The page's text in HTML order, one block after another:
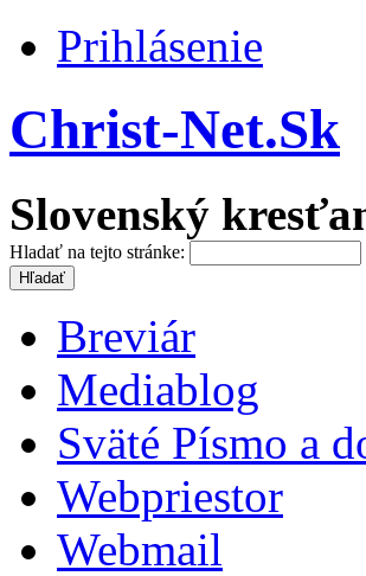
Prihlásenie
Christ-Net.Sk
Slovenský
Hladať na tejto stránke:
Breviár
Mediablog
Sväté Písmo a
Webpriestor
Webmail